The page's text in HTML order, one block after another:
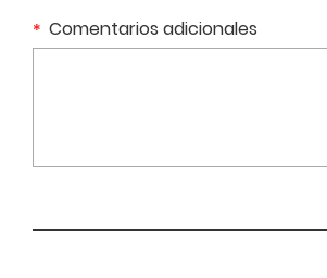
Comentarios adicionales